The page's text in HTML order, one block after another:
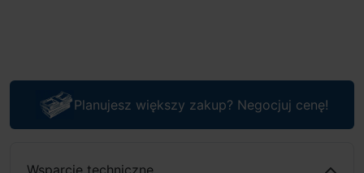
Planujesz większy zakup? Negocjuj cenę!